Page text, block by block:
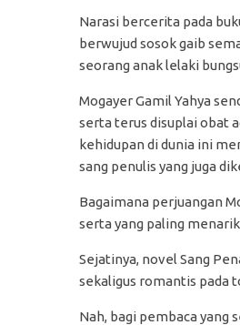
Narasi bercerita pada
berwujud sosok gaib
seorang anak lelaki
Mogayer Gamil Yahya
serta terus disuplai obat
kehidupan di dunia ini
sang penulis yang juga
Bagaimana perjuangan
serta yang paling
Sejatinya, novel Sang
sekaligus romantis pada
Nah, bagi pembaca yang